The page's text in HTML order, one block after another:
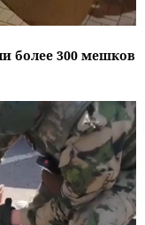
более 300 мешков